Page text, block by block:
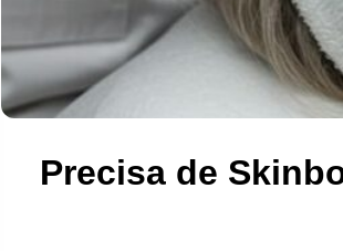
Precisa de